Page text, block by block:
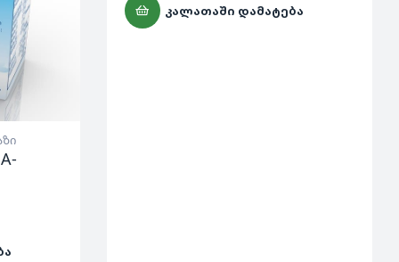
ᲙᲐᲚᲐᲗᲐᲨᲘ ᲓᲐᲛᲐᲢᲔᲑᲐ